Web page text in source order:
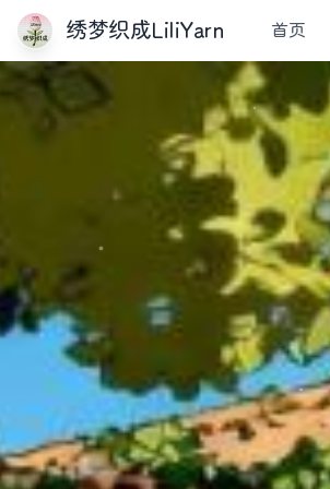
绣梦织成LiliYarn 首页